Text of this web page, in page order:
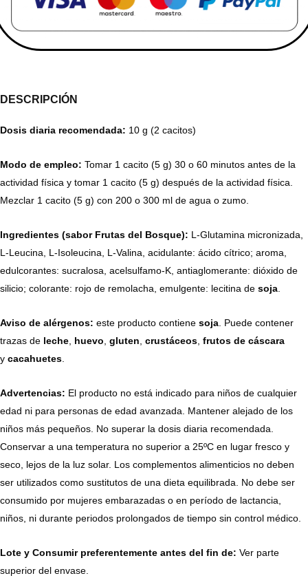
DESCRIPCIÓN
Dosis diaria recomendada: 10 g (2 cacitos)
Modo de empleo: Tomar 1 cacito (5 g) 30 o 60 minutos antes de la
actividad física y tomar 1 cacito (5 g) después de la actividad física.
Mezclar 1 cacito (5 g) con 200 o 300 ml de agua o zumo.
Ingredientes (sabor Frutas del Bosque): L-Glutamina micronizada,
L-Leucina, L-Isoleucina, L-Valina, acidulante: ácido cítrico; aroma,
edulcorantes: sucralosa, acelsulfamo-K, antiaglomerante: dióxido de
silicio; colorante: rojo de remolacha, emulgente: lecitina de soja
Aviso de alérgenos: este producto contiene soja . Puede contener
trazas de leche huevo gluten crustáceos frutos de cáscara
y cacahuetes
Advertencias: El producto no está indicado para niños de cualquier
edad ni para personas de edad avanzada. Mantener alejado de los
niños más pequeños. No superar la dosis diaria recomendada.
Conservar a una temperatura no superior a 25ºC en lugar fresco y
seco, lejos de la luz solar. Los complementos alimenticios no deben
ser utilizados como sustitutos de una dieta equilibrada. No debe ser
consumido por mujeres embarazadas o en período de lactancia,
niños, ni durante periodos prolongados de tiempo sin control médico.
Lote y Consumir preferentemente antes del fin de: Ver parte
superior del envase.